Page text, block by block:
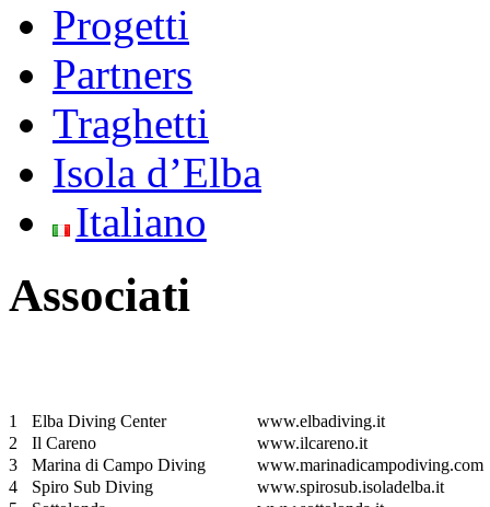
Progetti
Partners
Traghetti
Isola d’Elba
Italiano
Associati
1 Elba Diving Center
www.elbadiving.it
2
Il Careno
www.ilcareno.it
3
Marina di Campo Diving
www.marinadicampodiving.com
4
Spiro Sub Diving
www.spirosub.isoladelba.it